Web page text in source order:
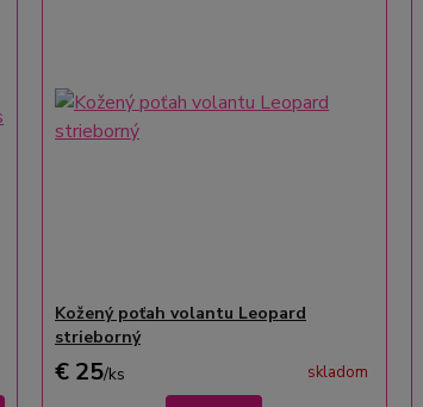
Kožený poťah volantu Leopard
strieborný
€ 25/ks skladom